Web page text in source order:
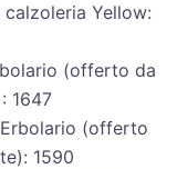
Yellow:
(offerto da
1647
(offerto
1590